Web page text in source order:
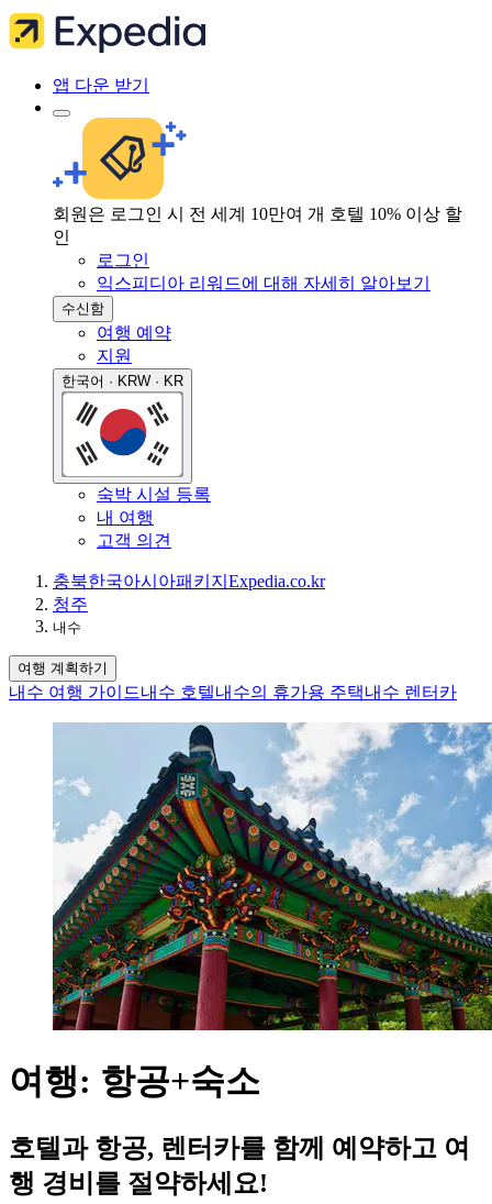
앱 다운 받기
회원은 로그인 시 전 세계 10만여 개 호텔 10% 이상 할
인
로그인
익스피디아 리워드에 대해 자세히 알아보기
수신함
여행 예약
지원
한국어 · KRW · KR
숙박 시설 등록
내 여행
고객 의견
충북한국아시아패키지 Expedia.co.kr
청주
내수
여행 계획하기
내수 여행 가이드내수 호텔내수의 휴가용 주택내수 렌터카
여행: 항공+숙소
호텔과 항공, 렌터카를 함께 예약하고 여
행 경비를 절약하세요!